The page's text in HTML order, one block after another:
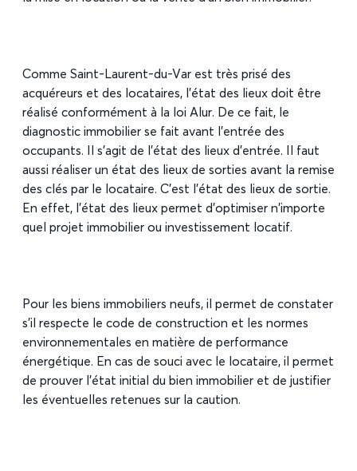
Comme Saint-Laurent-du-Var est très prisé des
acquéreurs et des locataires, l’état des lieux doit être
réalisé conformément à la loi Alur. De ce fait, le
diagnostic immobilier se fait avant l’entrée des
occupants. Il s’agit de l’état des lieux d’entrée. Il faut
aussi réaliser un état des lieux de sorties avant la remise
des clés par le locataire. C’est l’état des lieux de sortie.
En effet, l’état des lieux permet d’optimiser n’importe
quel projet immobilier ou investissement locatif.
Pour les biens immobiliers neufs, il permet de constater
s’il respecte le code de construction et les normes
environnementales en matière de performance
énergétique. En cas de souci avec le locataire, il permet
de prouver l’état initial du bien immobilier et de justifier
les éventuelles retenues sur la caution.